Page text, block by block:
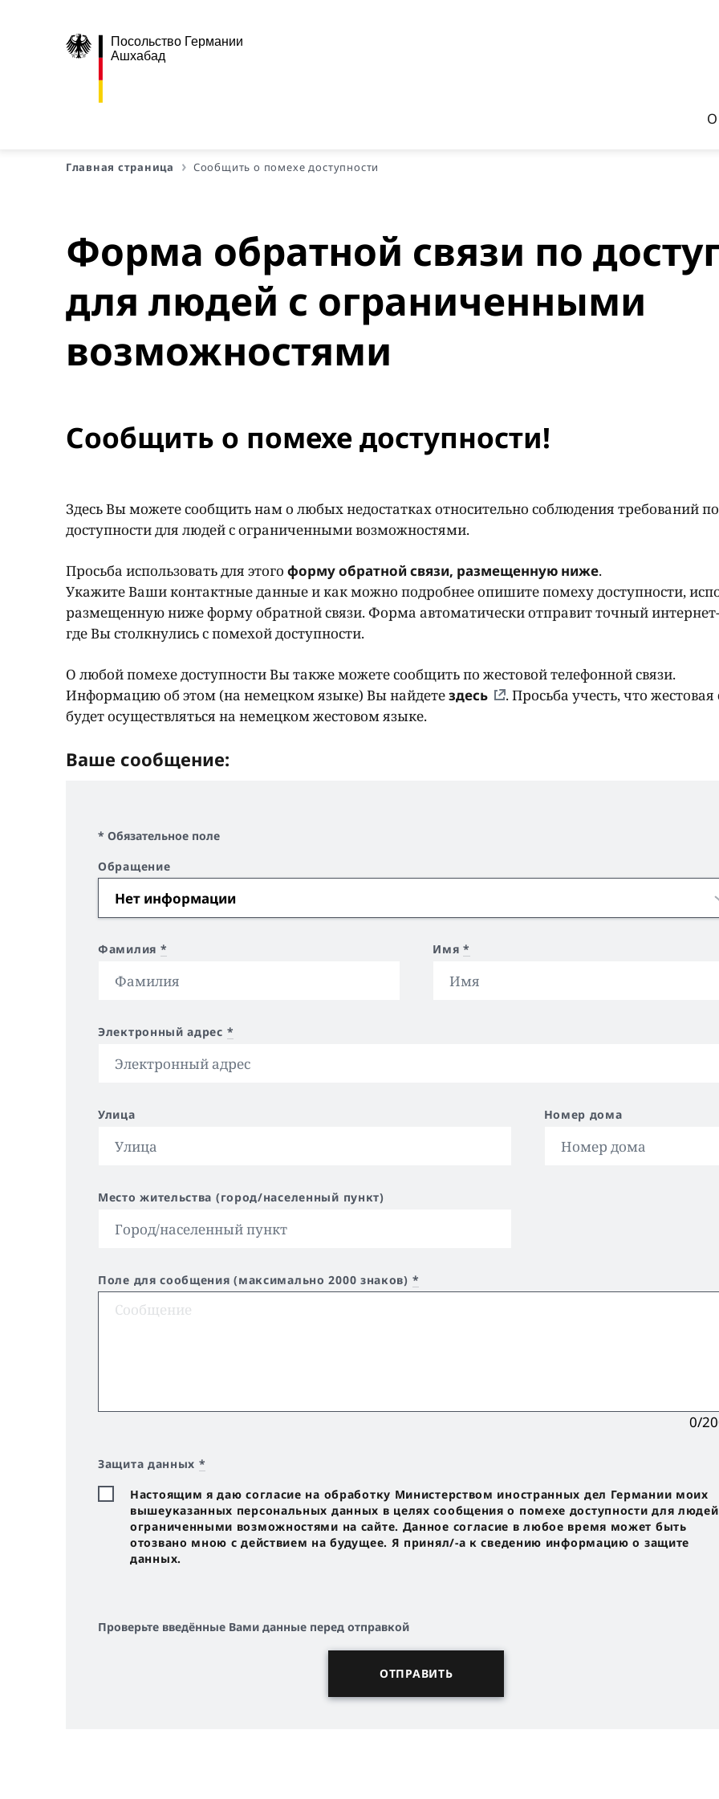
Посольство Германии
Ашхабад
О
Главная страница Сообщить о помехе доступности
Форма обратной связи по
для людей с ограниченными
возможностями
Сообщить о помехе доступности!
Здесь Вы можете сообщить нам о любых недостатках относительно соблюдения требований по
доступности для людей с ограниченными возможностями.
Просьба использовать для этого форму обратной связи, размещенную ниже.
Укажите Ваши контактные данные и как можно подробнее опишите помеху доступности,
размещенную ниже форму обратной связи. Форма автоматически отправит точный
где Вы столкнулись с помехой доступности.
О любой помехе доступности Вы также можете сообщить по жестовой телефонной связи.
Информацию об этом (на немецком языке) Вы найдетездесь
. Просьба учесть, что жестовая
будет осуществляться на немецком жестовом языке.
Ваше сообщение:
* Обязательное поле
Обращение
Фамилия * Имя*
Электронный адрес *
Улица Номер дома
Место жительства (город/населенный пункт)
Поле для сообщения (максимально 2000 знаков) *
0/
Защита данных *
Настоящим я даю согласие на обработку Министерством иностранных дел Германии моих
вышеуказанных персональных данных в целях сообщения о помехе доступности для
ограниченными возможностями на сайте. Данное согласие в любое время может быть
отозвано мною с действием на будущее. Я принял/-a к сведению информацию о защите
данных.
Проверьте введённые Вами данные перед отправкой